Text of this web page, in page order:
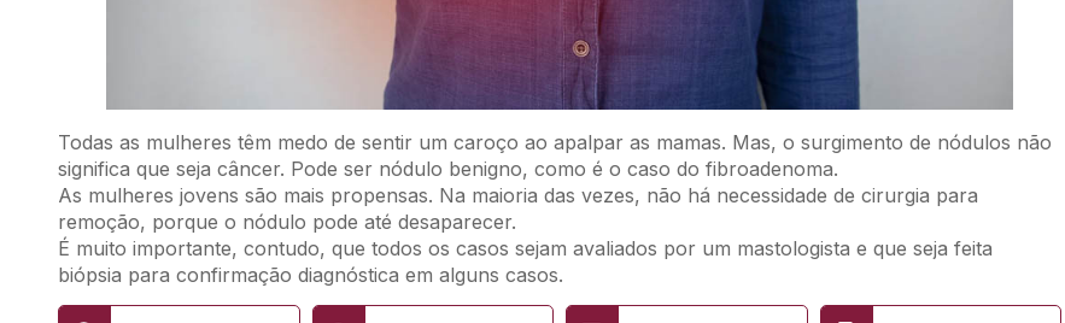
Todas as mulheres têm medo de sentir um caroço ao apalpar as mamas. Mas, o surgimento de nódulos não
significa que seja câncer. Pode ser nódulo benigno, como é o caso do fibroadenoma.
As mulheres jovens são mais propensas. Na maioria das vezes, não há necessidade de cirurgia para
remoção, porque o nódulo pode até desaparecer.
É muito importante, contudo, que todos os casos sejam avaliados por um mastologista e que seja feita
biópsia para confirmação diagnóstica em alguns casos.